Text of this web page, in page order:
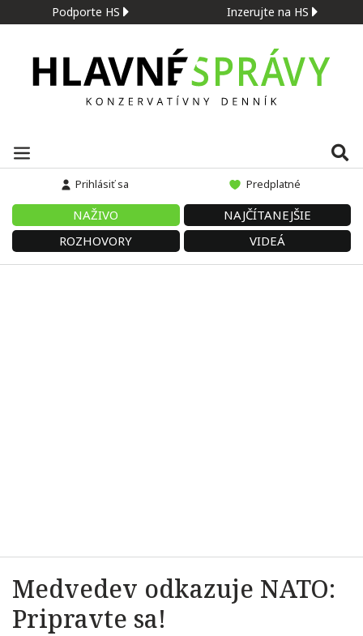
Podporte HS Inzerujte na HS
Prihlásiť sa Predplatné
NAŽIVO
NAJČÍTANEJŠIE
ROZHOVORY
VIDEÁ
Medvedev odkazuje NATO:
Pripravte sa!